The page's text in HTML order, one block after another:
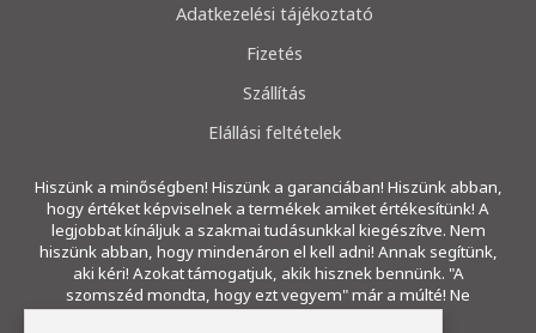
Adatkezelési tájékoztató
Fizetés
Szállítás
Elállási feltételek
Hiszünk a minőségben! Hiszünk a garanciában! Hiszünk abban,
hogy értéket képviselnek a termékek amiket értékesítünk! A
legjobbat kínáljuk a szakmai tudásunkkal kiegészítve. Nem
hiszünk abban, hogy mindenáron el kell adni! Annak segítünk,
aki kéri! Azokat támogatjuk, akik hisznek bennünk. "A
szomszéd mondta, hogy ezt vegyem" már a múlté! Ne